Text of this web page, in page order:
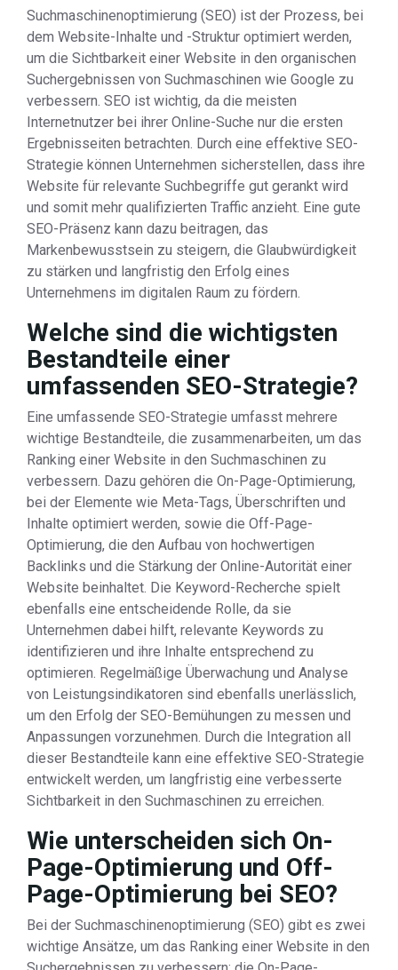
Suchmaschinenoptimierung (SEO) ist der Prozess, bei
dem Website-Inhalte und -Struktur optimiert werden,
um die Sichtbarkeit einer Website in den organischen
Suchergebnissen von Suchmaschinen wie Google zu
verbessern. SEO ist wichtig, da die meisten
Internetnutzer bei ihrer Online-Suche nur die ersten
Ergebnisseiten betrachten. Durch eine effektive SEO-
Strategie können Unternehmen sicherstellen, dass ihre
Website für relevante Suchbegriffe gut gerankt wird
und somit mehr qualifizierten Traffic anzieht. Eine gute
SEO-Präsenz kann dazu beitragen, das
Markenbewusstsein zu steigern, die Glaubwürdigkeit
zu stärken und langfristig den Erfolg eines
Unternehmens im digitalen Raum zu fördern.
Welche sind die wichtigsten
Bestandteile einer
umfassenden SEO-Strategie?
Eine umfassende SEO-Strategie umfasst mehrere
wichtige Bestandteile, die zusammenarbeiten, um das
Ranking einer Website in den Suchmaschinen zu
verbessern. Dazu gehören die On-Page-Optimierung,
bei der Elemente wie Meta-Tags, Überschriften und
Inhalte optimiert werden, sowie die Off-Page-
Optimierung, die den Aufbau von hochwertigen
Backlinks und die Stärkung der Online-Autorität einer
Website beinhaltet. Die Keyword-Recherche spielt
ebenfalls eine entscheidende Rolle, da sie
Unternehmen dabei hilft, relevante Keywords zu
identifizieren und ihre Inhalte entsprechend zu
optimieren. Regelmäßige Überwachung und Analyse
von Leistungsindikatoren sind ebenfalls unerlässlich,
um den Erfolg der SEO-Bemühungen zu messen und
Anpassungen vorzunehmen. Durch die Integration all
dieser Bestandteile kann eine effektive SEO-Strategie
entwickelt werden, um langfristig eine verbesserte
Sichtbarkeit in den Suchmaschinen zu erreichen.
Wie unterscheiden sich On-
Page-Optimierung und Off-
Page-Optimierung bei SEO?
Bei der Suchmaschinenoptimierung (SEO) gibt es zwei
wichtige Ansätze, um das Ranking einer Website in den